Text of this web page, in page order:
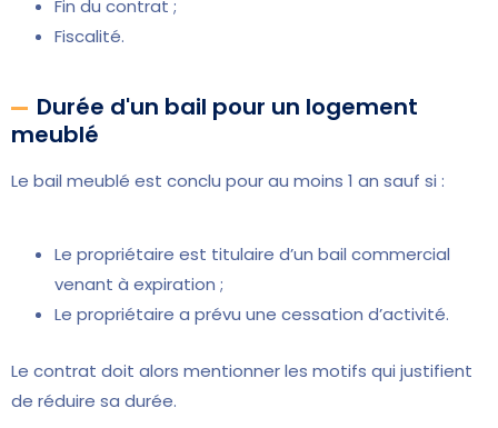
Fin du contrat ;
Fiscalité.
Durée d'un bail pour un logement
meublé
Le bail meublé est conclu pour au moins 1 an sauf si :
Le propriétaire est titulaire d’un bail commercial
venant à expiration ;
Le propriétaire a prévu une cessation d’activité.
Le contrat doit alors mentionner les motifs qui justifient
de réduire sa durée.